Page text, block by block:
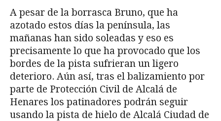
A pesar de la borrasca Bruno, que ha
azotado estos días la península, las
mañanas han sido soleadas y eso es
precisamente lo que ha provocado que los
bordes de la pista sufrieran un ligero
deterioro. Aún así, tras el balizamiento por
parte de Protección Civil de Alcalá de
Henares los patinadores podrán seguir
usando la pista de hielo de Alcalá Ciudad de